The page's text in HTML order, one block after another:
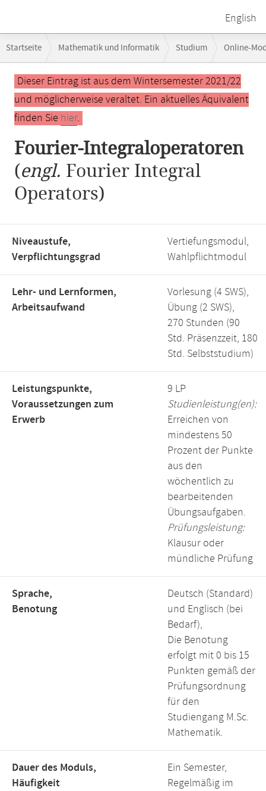
English
Navigation
Startseite Mathematik und Informatik Studium Online-
Fourier-Integraloperatoren
Hauptinhalt
Dieser Eintrag ist aus dem Wintersemester 2021/22
und möglicherweise veraltet. Ein aktuelles Äquivalent
finden Sie hier.
Fourier-Integraloperatoren
(engl. Fourier Integral
Operators)
Niveaustufe,
Verpflichtungsgrad
Vertiefungsmodul,
Wahlpflichtmodul
Lehr- und Lernformen,
Arbeitsaufwand
Vorlesung (4 SWS),
Übung (2 SWS),
270 Stunden (90
Std. Präsenzzeit, 180
Std. Selbststudium)
Leistungspunkte,
Voraussetzungen zum
Erwerb
9 LP
Studienleistung(en):
Erreichen von
mindestens 50
Prozent der Punkte
aus den
wöchentlich zu
bearbeitenden
Übungsaufgaben.
Prüfungsleistung:
Klausur oder
mündliche Prüfung
Sprache,
Benotung
Deutsch (Standard)
und Englisch (bei
Bedarf),
Die Benotung
erfolgt mit 0 bis 15
Punkten gemäß der
Prüfungsordnung
für den
Studiengang M.Sc.
Mathematik.
Dauer des Moduls,
Häufigkeit
Ein Semester,
Regelmäßig im